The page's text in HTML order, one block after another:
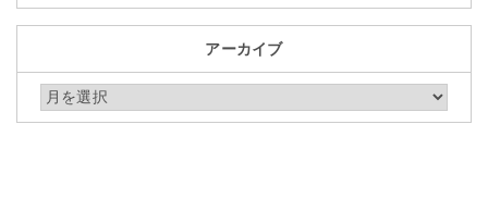
アーカイブ
アーカイブ